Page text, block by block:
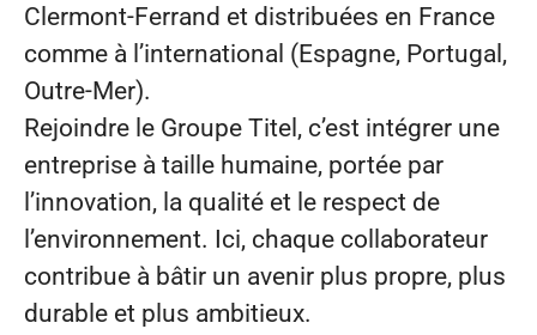
Clermont-Ferrand et distribuées en France
comme à l’international (Espagne, Portugal,
Outre-Mer).
Rejoindre le Groupe Titel, c’est intégrer une
entreprise à taille humaine, portée par
l’innovation, la qualité et le respect de
l’environnement. Ici, chaque collaborateur
contribue à bâtir un avenir plus propre, plus
durable et plus ambitieux.